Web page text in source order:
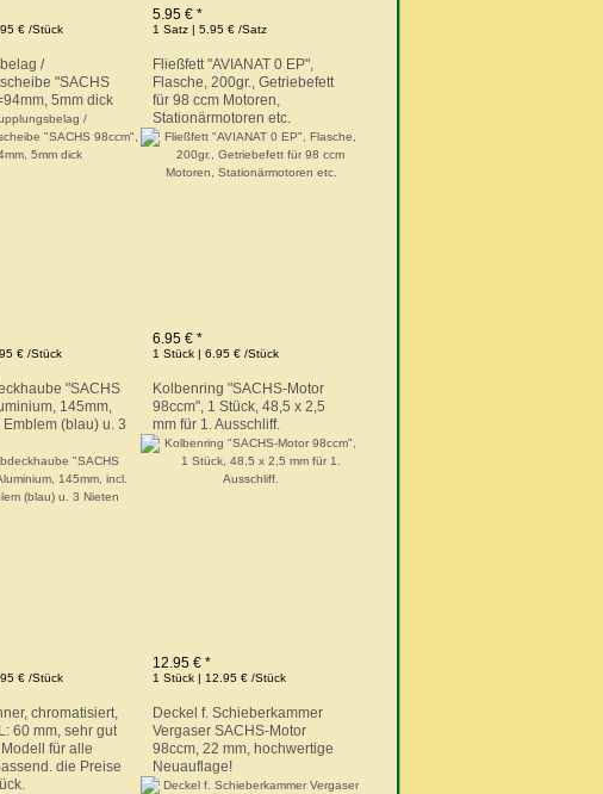
€ /Stück
5.95 € *
1 Satz | 5.95 € /Satz
/
"SACHS
5mm dick
€ /Stück
Fließfett "AVIANAT 0 EP",
Flasche, 200gr., Getriebefett
für 98 ccm Motoren,
Stationärmotoren etc.
6.95 € *
1 Stück | 6.95 € /Stück
"SACHS
145mm,
(blau) u. 3
€ /Stück
Kolbenring "SACHS-Motor
98ccm", 1 Stück, 48,5 x 2,5
mm für 1. Ausschliff.
12.95 € *
1 Stück | 12.95 € /Stück
chromatisiert,
60 mm, sehr gut
für alle
die Preise
Deckel f. Schieberkammer
Vergaser SACHS-Motor
98ccm, 22 mm, hochwertige
Neuauflage!